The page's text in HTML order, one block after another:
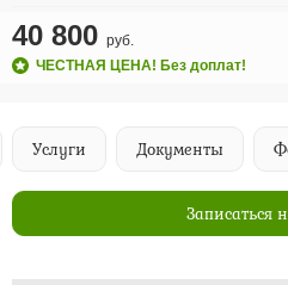
40 800 руб.
ЧЕСТНАЯ ЦЕНА! Без доплат!
Услуги Документы
Записаться